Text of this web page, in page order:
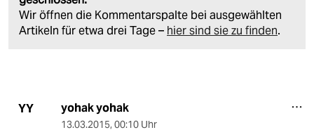
Wir öffnen die Kommentarspalte bei ausgewählten
Artikeln für etwa drei Tage – hier sind sie zu finden.
YY yohak yohak
13.03.2015, 00:10 Uhr